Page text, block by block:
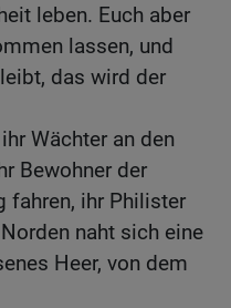
leben. Euch aber
lassen, und
das wird der
Wächter an den
Bewohner der
fahren, ihr Philister
naht sich eine
Heer, von dem